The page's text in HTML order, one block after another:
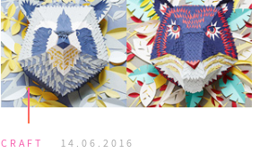
CRAFT 14.06.2016